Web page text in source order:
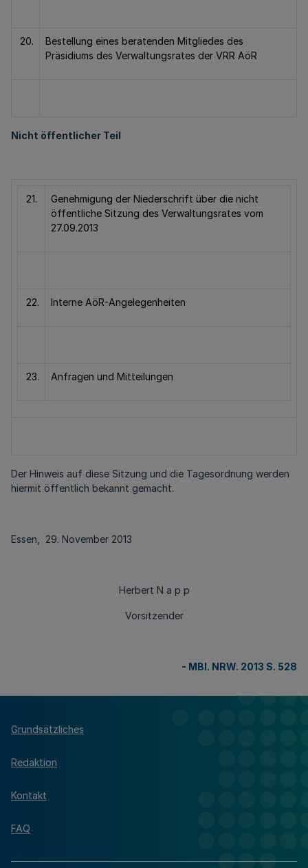
20.
Bestellung eines beratenden Mitgliedes des
Präsidiums des Verwaltungsrates der VRR AöR
Nicht öffentlicher Teil
21.
Genehmigung der Niederschrift über die nicht
öffentliche Sitzung des Verwaltungsrates vom
27.09.2013
22. Interne AöR-Angelegenheiten
23. Anfragen und Mitteilungen
Der Hinweis auf diese Sitzung und die Tagesordnung werden
hiermit öffentlich bekannt gemacht.
Essen, 29. November 2013
Herbert N a p p
Vorsitzender
- MBl. NRW. 2013 S. 528
Grundsätzliches
Redaktion
Kontakt
FAQ